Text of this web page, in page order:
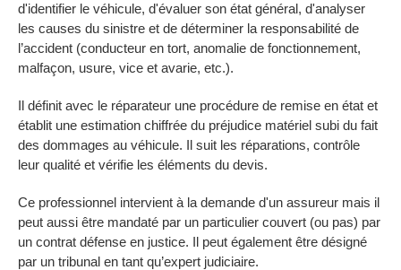
d'identifier le véhicule, d'évaluer son état général, d'analyser
les causes du sinistre et de déterminer la responsabilité de
l’accident (conducteur en tort, anomalie de fonctionnement,
malfaçon, usure, vice et avarie, etc.).
Il définit avec le réparateur une procédure de remise en état et
établit une estimation chiffrée du préjudice matériel subi du fait
des dommages au véhicule. Il suit les réparations, contrôle
leur qualité et vérifie les éléments du devis.
Ce professionnel intervient à la demande d'un assureur mais il
peut aussi être mandaté par un particulier couvert (ou pas) par
un contrat défense en justice. Il peut également être désigné
par un tribunal en tant qu’expert judiciaire.